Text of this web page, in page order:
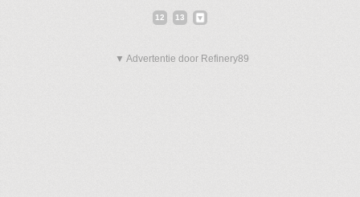
12 13
▼ Advertentie door Refinery89